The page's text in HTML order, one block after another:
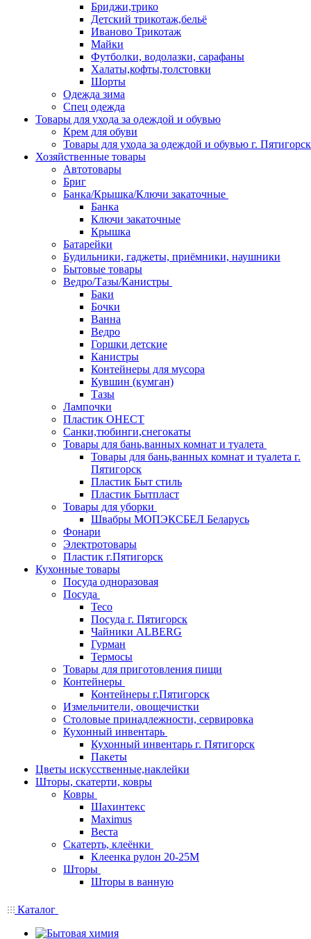
Бриджи,трико
Детский трикотаж,бельё
Иваново Трикотаж
Майки
Футболки, водолазки, сарафаны
Халаты,кофты,толстовки
Шорты
Одежда зима
Спец одежда
Товары для ухода за одеждой и обувью
Крем для обуви
Товары для ухода за одеждой и обувью г. Пятигорск
Хозяйственные товары
Автотовары
Бриг
Банка/Крышка/Ключи закаточные
Банка
Ключи закаточные
Крышка
Батарейки
Будильники, гаджеты, приёмники, наушники
Бытовые товары
Ведро/Тазы/Канистры
Баки
Бочки
Ванна
Ведро
Горшки детские
Канистры
Контейнеры для мусора
Кувшин (кумган)
Тазы
Лампочки
Пластик ОНЕСТ
Санки,тюбинги,снегокаты
Товары для бань,ванных комнат и туалета
Товары для бань,ванных комнат и туалета г.
Пятигорск
Пластик Быт стиль
Пластик Бытпласт
Товары для уборки
Швабры МОПЭКСБЕЛ Беларусь
Фонари
Электротовары
Пластик г.Пятигорск
Кухонные товары
Посуда одноразовая
Посуда
Teco
Посуда г. Пятигорск
Чайники ALBERG
Гурман
Термосы
Товары для приготовления пищи
Контейнеры
Контейнеры г.Пятигорск
Измельчители, овощечистки
Столовые принадлежности, сервировка
Кухонный инвентарь
Кухонный инвентарь г. Пятигорск
Пакеты
Цветы искусственные,наклейки
Шторы, скатерти, ковры
Ковры
Шахинтекс
Maximus
Веста
Скатерть, клеёнки
Клеенка рулон 20-25М
Шторы
Шторы в ванную
Каталог